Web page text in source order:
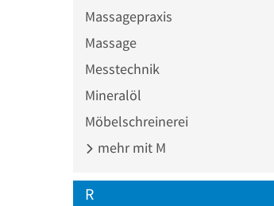
Massagepraxis
Massage
Messtechnik
Mineralöl
Möbelschreinerei
mehr mit M
R